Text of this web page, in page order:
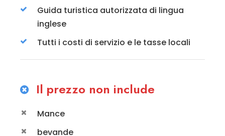
Guida turistica autorizzata di lingua
inglese
Tutti i costi di servizio e le tasse locali
Il prezzo non include
Mance
bevande